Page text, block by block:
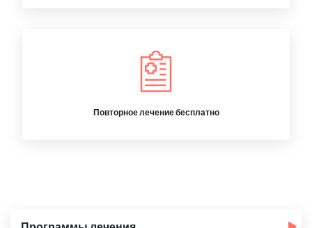
Повторное лечение бесплатно